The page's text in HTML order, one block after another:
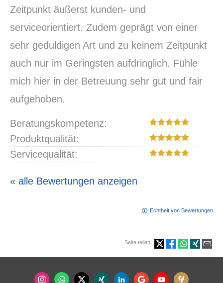
Zeitpunkt äußerst kunden- und
serviceorientiert. Zudem geprägt von einer
sehr geduldigen Art und zu keinem Zeitpunkt
auch nur im Geringsten aufdringlich. Fühle
mich hier in der Betreuung sehr gut und fair
aufgehoben.
Beratungskompetenz:
Produktqualität:
Servicequalität:
« alle Bewertungen anzeigen
Echtheit von Bewertungen
Seite teilen: